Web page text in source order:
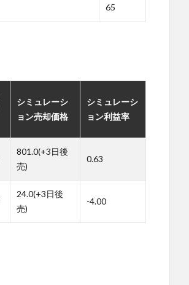
65
シミュレーシ
ョン売却価格
シミュレーシ
ョン利益率
801.0(+3日後
売)
0.63
24.0(+3日後
売)
-4.00